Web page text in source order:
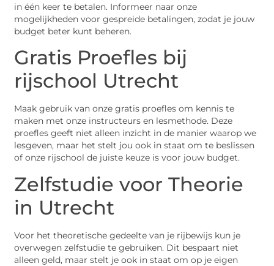
in één keer te betalen. Informeer naar onze
mogelijkheden voor gespreide betalingen, zodat je jouw
budget beter kunt beheren.
Gratis Proefles bij
rijschool Utrecht
Maak gebruik van onze gratis proefles om kennis te
maken met onze instructeurs en lesmethode. Deze
proefles geeft niet alleen inzicht in de manier waarop we
lesgeven, maar het stelt jou ook in staat om te beslissen
of onze rijschool de juiste keuze is voor jouw budget.
Zelfstudie voor Theorie
in Utrecht
Voor het theoretische gedeelte van je rijbewijs kun je
overwegen zelfstudie te gebruiken. Dit bespaart niet
alleen geld, maar stelt je ook in staat om op je eigen